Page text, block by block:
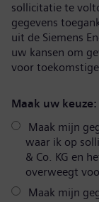
sollicitatie te
gegevens
uit de Siemens
uw kansen om
voor
Maak uw keuze:
Maak mijn
waar ik op
& Co. KG en
overweegt
Maak mijn